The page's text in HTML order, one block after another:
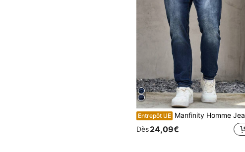
Entrepôt UE Manfinity Homme Jeans droits avec lavage décoloré pour hommes, jeans slim fit longue taille foncée avec lavage foncé, jeans cargo lavés, pour mari, cadeau pour petit-ami
Dès24,09€